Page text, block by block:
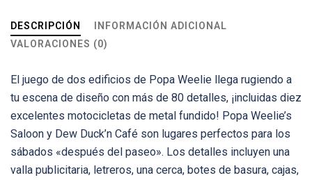
DESCRIPCIÓN
INFORMACIÓN ADICIONAL
VALORACIONES (0)
El juego de dos edificios de Popa Weelie llega rugiendo a
tu escena de diseño con más de 80 detalles, ¡incluidas diez
excelentes motocicletas de metal fundido! Popa Weelie’s
Saloon y Dew Duck’n Café son lugares perfectos para los
sábados «después del paseo». Los detalles incluyen una
valla publicitaria, letreros, una cerca, botes de basura, cajas,